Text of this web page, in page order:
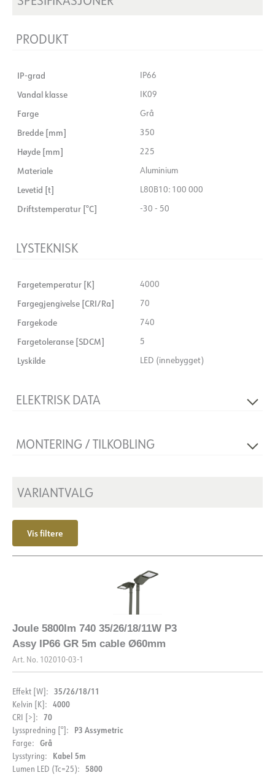
PRODUKT
IP-grad IP66
Vandal klasse IK09
Farge Grå
Bredde [mm] 350
Høyde [mm] 225
Materiale Aluminium
Levetid [t] L80B10: 100 000
Driftstemperatur [°C] -30 - 50
LYSTEKNISK
Fargetemperatur [K] 4000
Fargegjengivelse [CRI/Ra] 70
Fargekode 740
Fargetoleranse [SDCM] 5
Lyskilde LED (innebygget)
ELEKTRISK DATA
Isolasjonsklasse 1
MONTERING / TILKOBLING
VARIANTVALG
Vis filtere
Joule 5800lm 740 35/26/18/11W P3
Assy IP66 GR 5m cable Ø60mm
Art. No. 102010-03-1
Effekt [W]: 35/26/18/11
Kelvin [K]: 4000
CRI [>]: 70
Lysspredning [°]: P3 Assymetric
Farge: Grå
Lysstyring: Kabel 5m
Lumen LED (Tc=25): 5800